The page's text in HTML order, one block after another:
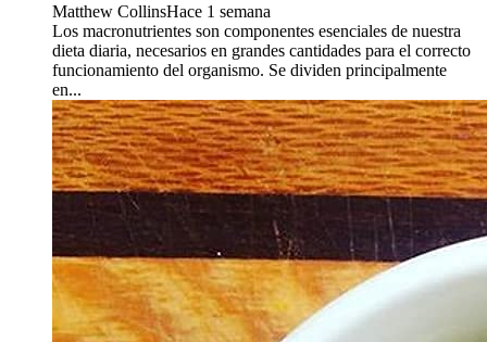
Matthew CollinsHace 1 semana
Los macronutrientes son componentes esenciales de nuestra
dieta diaria, necesarios en grandes cantidades para el correcto
funcionamiento del organismo. Se dividen principalmente
en...